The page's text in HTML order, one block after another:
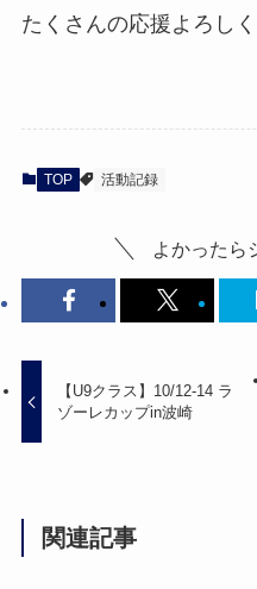
たくさんの応援よろし
TOP 活動記録
よかったら
【U9クラス】10/12-14 ラ
ゾーレカップin波崎
関連記事